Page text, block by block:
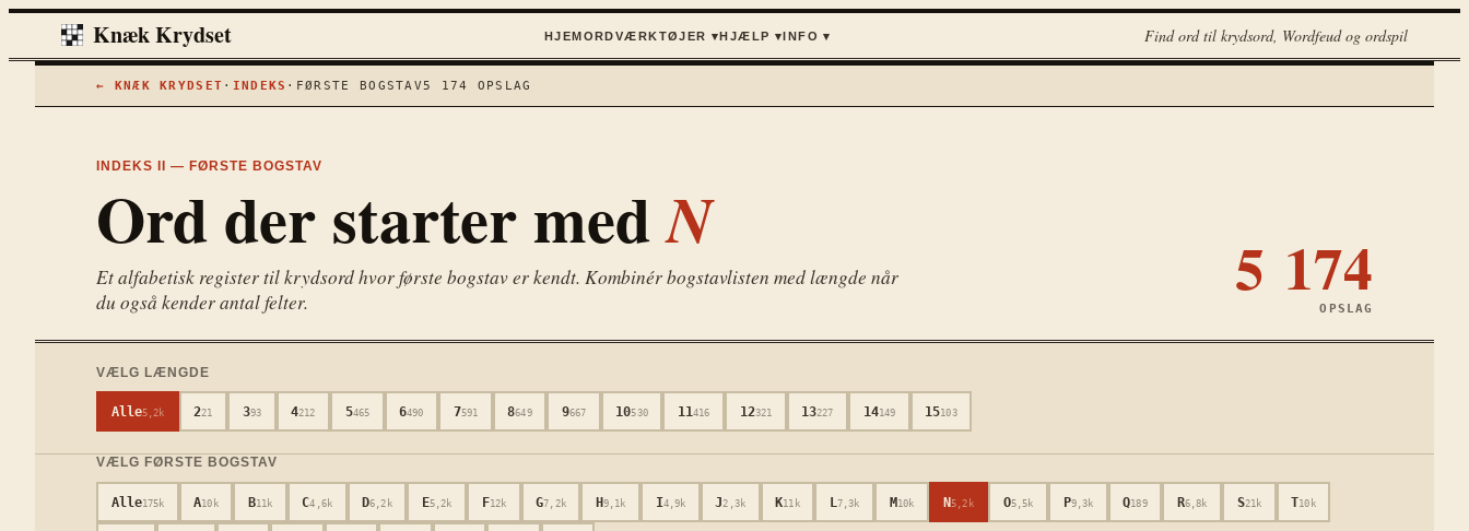
Knæk Krydset HJEM ORDVÆRKTØJER ▾ HJÆLP ▾ INFO ▾ Find ord til krydsord, Wordfeud og ordspil
← KNÆK KRYDSET · INDEKS · FØRSTE BOGSTAV5 174 OPSLAG
INDEKS II — FØRSTE BOGSTAV
Ord der starter medN
Et alfabetisk register til krydsord hvor første bogstav er kendt. Kombinér bogstavlisten med længde når
du også kender antal felter.
5 174
OPSLAG
VÆLG LÆNGDE
Alle5,2k 221 393 4212 5465 6490 7591 8649 9667 10530 11416 12321 13227 14149 15103
VÆLG FØRSTE BOGSTAV
Alle175k A10k B11k C4,6k D6,2k E5,2k F12k G7,2k H9,1k I4,9k J2,3k K11k L 7,3k M10k N5,2k O5,5k P9,3k Q189 R6,8k S21k T10k